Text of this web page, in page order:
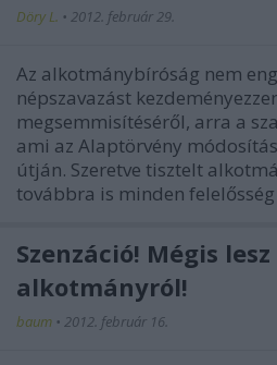
Döry L. • 2012. február 29.
Az alkotmánybíróság nem
népszavazást
megsemmisítéséről, arra a
ami az Alaptörvény
útján. Szeretve tisztelt
továbbra is minden
Szenzáció! Mégis
alkotmányról!
baum • 2012. február 16.